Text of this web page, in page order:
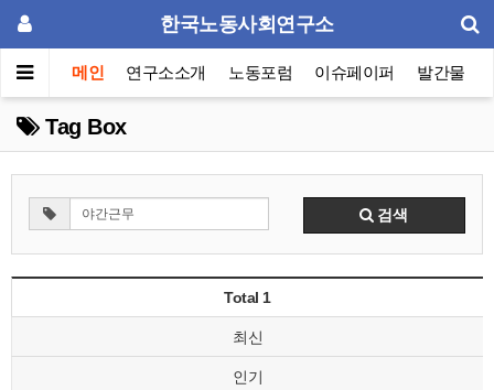
한국노동사회연구소
메인 연구소소개 노동포럼 이슈페이퍼 발간물
Tag Box
검색
Total 1
최신
인기